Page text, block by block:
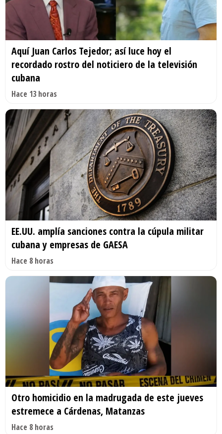
Aquí Juan Carlos Tejedor; así luce hoy el
recordado rostro del noticiero de la televisión
cubana
Hace 13 horas
EE.UU. amplía sanciones contra la cúpula militar
cubana y empresas de GAESA
Hace 8 horas
Otro homicidio en la madrugada de este jueves
estremece a Cárdenas, Matanzas
Hace 8 horas